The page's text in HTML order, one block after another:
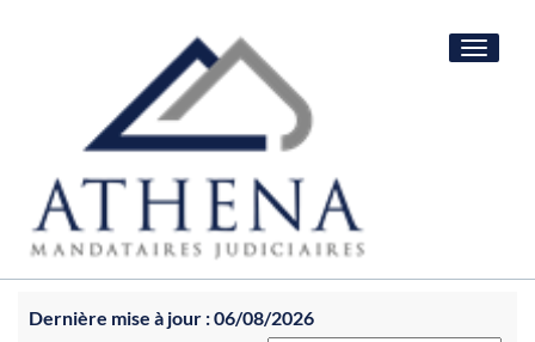
Toggle
Dernière mise à jour : 06/08/2026